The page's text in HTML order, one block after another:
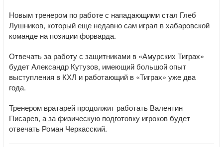
Новым тренером по работе с нападающими стал Глеб
Лушников, который еще недавно сам играл в хабаровской
команде на позиции форварда.
Отвечать за работу с защитниками в «Амурских Тиграх»
будет Александр Кутузов, имеющий большой опыт
выступления в КХЛ и работающий в «Тиграх» уже два
года.
Тренером вратарей продолжит работать Валентин
Писарев, а за физическую подготовку игроков будет
отвечать Роман Черкасский.